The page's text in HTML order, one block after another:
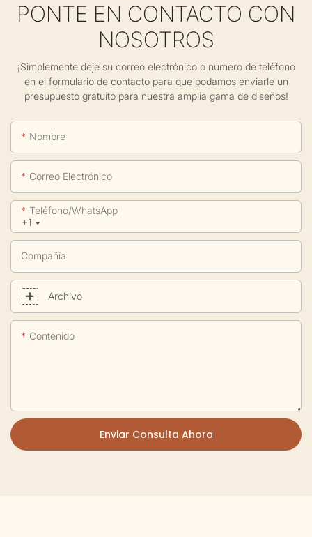
PONTE EN CONTACTO CON
NOSOTROS
¡Simplemente deje su correo electrónico o número de teléfono
en el formulario de contacto para que podamos enviarle un
presupuesto gratuito para nuestra amplia gama de diseños!
Nombre
Correo Electrónico
+1
Teléfono/WhatsApp
Compañía
Archivo
Contenido
Enviar Consulta Ahora